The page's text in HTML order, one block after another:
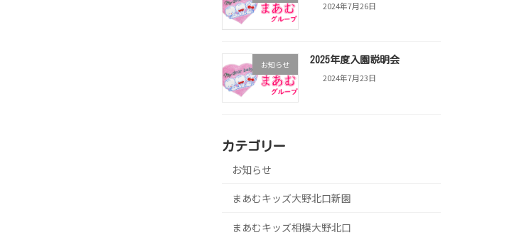
2024年7月26日
お知らせ 2025年度入園説明会
2024年7月23日
カテゴリー
お知らせ
まあむキッズ大野北口新園
まあむキッズ相模大野北口